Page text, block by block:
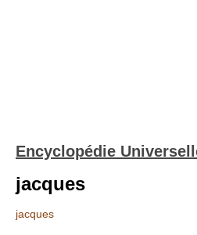
Encyclopédie
jacques
jacques